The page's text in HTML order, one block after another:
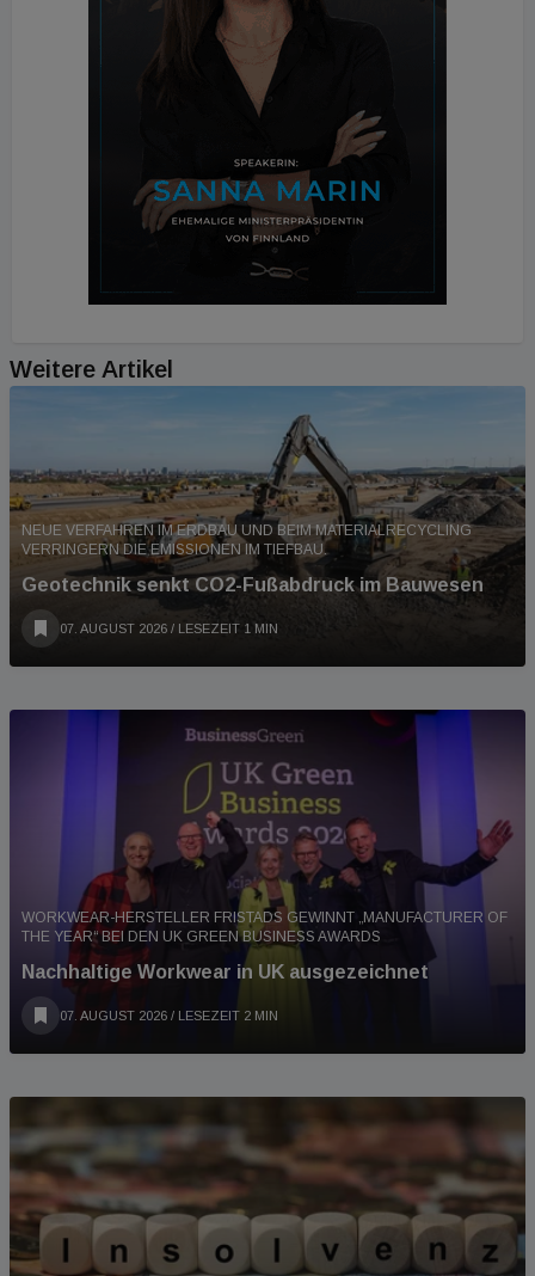
Weitere Artikel
NEUE VERFAHREN IM ERDBAU UND BEIM MATERIALRECYCLING
VERRINGERN DIE EMISSIONEN IM TIEFBAU.
Geotechnik senkt CO2-Fußabdruck im Bauwesen
07. AUGUST 2026 / LESEZEIT 1 MIN
WORKWEAR-HERSTELLER FRISTADS GEWINNT „MANUFACTURER OF
THE YEAR“ BEI DEN UK GREEN BUSINESS AWARDS
Nachhaltige Workwear in UK ausgezeichnet
07. AUGUST 2026 / LESEZEIT 2 MIN